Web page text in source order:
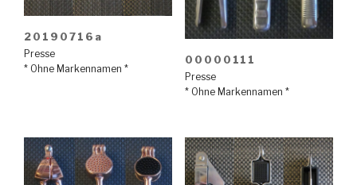
20190716a
Presse
* Ohne Markennamen *
00000111
Presse
* Ohne Markennamen *